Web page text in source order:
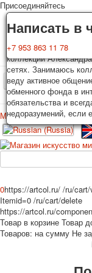
Доставка
Колоды, почтовые
отправляются в
Исключение: репринт
течении 7-8 рабочих
с треком
почты на момент
отправка СДЕК или
Гарантия
Вы покупаете колоды
коллекции
сетях. Занимаюсь
веду активное
обменного фонда в
обязательства и
недоразумений, если
Написать в
+7 953 863 11 78
Присоединяйтесь
Главная
Новости
Меню
Главная
Игральные карты
Классические
Эротические рисунки
Эротические фотоколоды
Пин-ап
Политические
Нестандартные
0https://artcol.ru/ /ru/
Itemid=0 /ru/cart/delete
https://artcol.ru/
Товар в корзине Товар
Товаров: на сумму Не